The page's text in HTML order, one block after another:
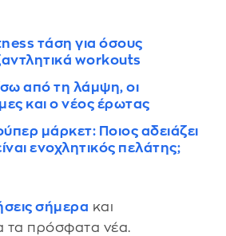
τάση για όσους
workouts
από τη λάμψη, οι
και ο νέος έρωτας
μάρκετ: Ποιος αδειάζει
ενοχλητικός πελάτης;
σήμερα και
τα πρόσφατα νέα.